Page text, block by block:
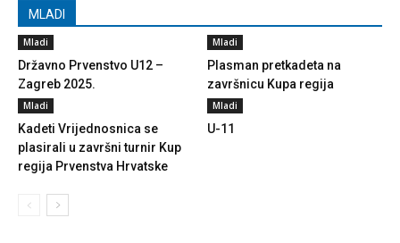
MLADI
Mladi
Državno Prvenstvo U12 –
Zagreb 2025.
Mladi
Plasman pretkadeta na
završnicu Kupa regija
Mladi
Kadeti Vrijednosnica se
plasirali u završni turnir Kup
regija Prvenstva Hrvatske
Mladi
U-11